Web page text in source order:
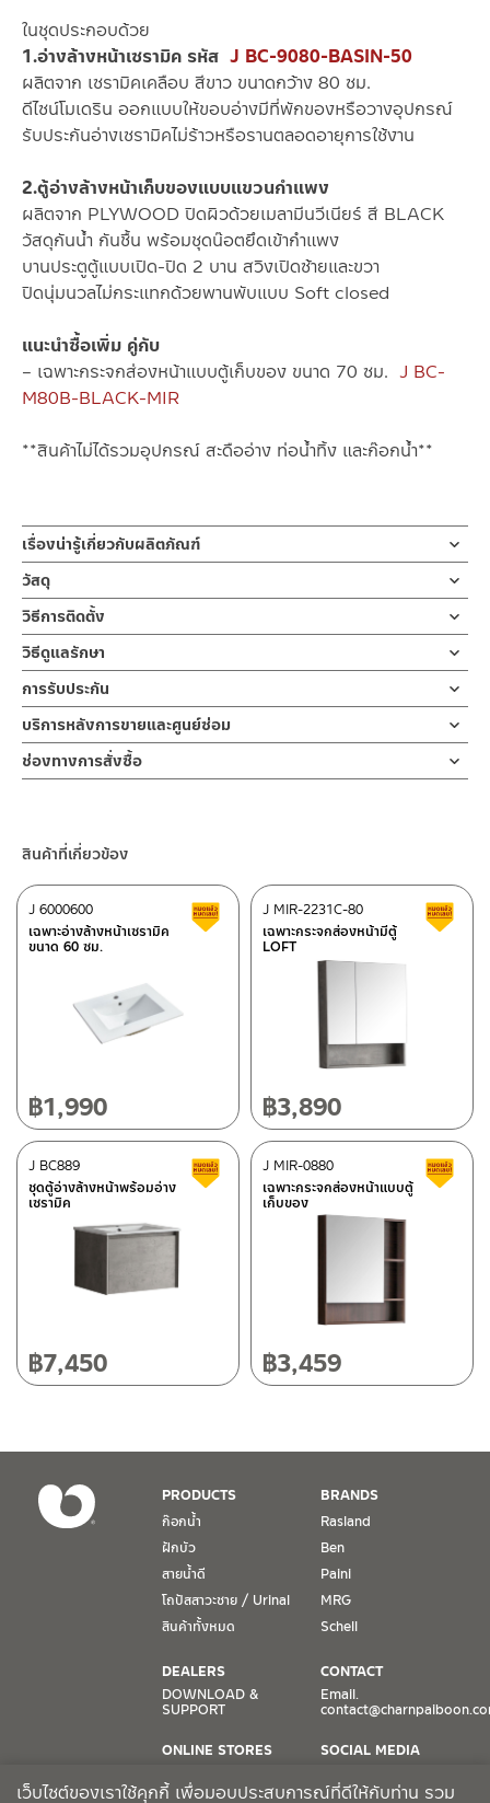
ในชุดประกอบด้วย
1.อ่างล้างหน้าเซรามิค รหัส J BC-9080-BASIN-50
ผลิตจาก เซรามิคเคลือบ สีขาว ขนาดกว้าง 80 ซม.
ดีไซน์โมเดริน ออกแบบให้ขอบอ่างมีที่พักของหรือวางอุปกรณ์
รับประกันอ่างเซรามิคไม่ร้าวหรือรานตลอดอายุการใช้งาน
2.ตู้อ่างล้างหน้าเก็บของแบบแขวนกำแพง
ผลิตจาก PLYWOOD ปิดผิวด้วยเมลามีนวีเนียร์ สี BLACK
วัสดุกันน้ำ กันชื้น พร้อมชุดน๊อตยึดเข้ากำแพง
บานประตูตู้แบบเปิด-ปิด 2 บาน สวิงเปิดซ้ายและขวา
ปิดนุ่มนวลไม่กระแทกด้วยพานพับแบบ Soft closed
แนะนำซื้อเพิ่ม คู่กับ
– เฉพาะกระจกส่องหน้าแบบตู้เก็บของ ขนาด 70 ซม. J BC-
M80B-BLACK-MIR
**สินค้าไม่ได้รวมอุปกรณ์ สะดืออ่าง ท่อน้ำทิ้ง และก๊อกน้ำ**
เรื่องน่ารู้เกี่ยวกับผลิตภัณฑ์
ชุดอ่างล้างหน้าเซรามิคพร้อมตู้เก็บของ ขนาด 80 ซม. J BC-9080-
BK-80-SET
อ่างล้างหน้าเซรามิค ขนาดกว้าง 80 ซม. ลึก 47 ซม. แบบมีรูก๊อกน้ำและ
มีรูน้ำล้น ออกแบบให้ขอบอ่างมีที่พักของได้เล็กน้อย
ทั้งด้านขอบ 3 ด้าน ขอบอ่างติดกับกำแพงออกแบบให้มีความสูงขึ้นมา
เพื่อไม่ให้น้ำไหลลงซอกที่ติดกับกำแพงผลิตจากเซรามิคเคลือบ
ผ่านการเผาด้วยอุณหภูมิ 200 องศาเซลเซียส ทำให้ไม่เหลือความชื้น จึง
รับประกัน ไม่ร้าวหรือรานตลอดอายุการใช้งาน
ปิดนุ่มนวลไม่กระแทกให้เกิดเสียงดังด้วยบานพับแบบ Soft closed
สูง
หรือ กว้างได้ภายในทำให้ห้องน้ำดูเรียบร้อย สวยงามวัสดุผลิตจาก
PLYWOOD ปิดผิวด้วย เมลามีนวีเนีย สี BLACK สามารถกันน้ำ หรือ
โดยมาพร้อมชุดน๊อตยึดเข้ากำแพง
วัสดุ
อ่างล้างหน้าเซรามิค
ผลิตจาก เซรามิคเคลือบ
ตู้ล้างหน้าเก็บของ
ผลิตจาก PLYWOOD ปิดผิวด้วยเมลามีนวีเนียร์
วิธีการติดตั้ง
คลิ๊กเพื่อดูคู่มือการติดตั้ง
ข้อควรระวังในการติดตั้งความเสี่ยงซึ่งอาจทำให้ได้รับบาดเจ็บหรือ
ผลิตภัณฑ์ชำรุด
3.1 ความเสี่ยงซึ่งอาจได้รับบาดเจ็บกับอ่างล้างหน้า ซึ่งมีน้ำหนักมาก
ห้ามยกหรือติดตั้งโดยไม่มีผู้ช่วยติดตั้ง
3.2 พื้นผนังต้องตั้งฉากและได้ระดับ ผนังควรมีความแข็งแรง สามารถ
3.4 วัดความสูงจากพื้นที่จะติดตั้งตู้ วัดจากพพื้น 85-90 ซม. ที่แนะนำ
Installation preparation
3.1 Be careful when moving the heavy objects. Please ask
3.2 The wall must be flat and built in vertically balance. The
wall must be strong and thick enough to hold the cabinet
and ceramic basic.
3.3 The standard height of the drain hole should be around
3.4 The standard height of the basin should be around 89-90
cms. from the ground.
ก่อนการติดตั้ง
กรุณา อ่านคู่มือและคำเตือนต่างๆในคู่มือด้านบน หากพบความแปลก
ปลอม หรือ สินค้าชำรุด เสียหาย อย่าเพิ่งติดตั้ง กรุณาติกต่อร้านค้าที่ซื้อ
Prior to installation
It is important that product is unpacked and inspected for
correct. If any of the above is apparent, do not proceed
with this installation, and immediately contact the store of
วิธีดูแลรักษา
ข้อห้ามในการใช้งาน
1.1 ห้ามโยนของแข็งลงบนอ่างล้างหน้า
1.2 ห้ามใช้ฝอยเหล็ก แปรงลวดหรือแผ่นฟองน้ำขัดถูแบบหยาบอาจ
ทำให้ผิวเคลือบเสียได้
1.2 DO not scrub by using hard or rough objects on the
ceramic or cabinet.
ข้อแนะนำในการดูแลรักษา
2.1 ระวังอย่าทิ้งคราบไว้สกปรกไว้บนพื้นผิวสุขภัณฑ์เป็นเวลานาน
2.2 เทคนิคการทำความสะอาดที่ดีคือล้างน้ำ ทำความความสะอาดและเช็ค
ผิวสุขภัณฑ์ให้แห้งหลังใช้งาน
2.3 เพื่อยืดอายุการใช้งานที่ยาวนาน ควรติดตั้งในโซนที่แห้งหรือไม่ควร
โดนน้ำมากเกินไป
2.1 Do not leave stain on the cabinet or ceramic basin for
long time.
2.2 Please use normal water to clean the basin and the
cabinet and wipe to dry after each use.
2.3 To maintain the cabinet in a good condition, do not put
the cabinet soak with water. Do put in a dry place.
การรับประกัน
รับประกันอ่างเซรามิค ไม่ร้าวราน ตลอดอายุการใช้งาน
บริการหลังการขายและศูนย์ซ่อม
ช่องทางออนไลน์
– Email: contact@charnpaiboon.com
ศูนย์บริการและอะไหล่ กรุงเทพฯ
662/61-62 ถนน พระราม3 แขวงบางโพงพาง เขตยานนาวา กรุงเทพฯ
โทร: 02-358-0080 / 080-075-8668 / 091-545-0556
ศูนย์บริการและอะไหล่ เชียงใหม่
118/33 โครงการอรสิริน ม.8 ต.สันปูเลย อ.ดอยสะเก็ด เชียงใหม่
วันจันทร์ – วันศุกร์ เวลา 8:30-17:30 น.
วันเสาร์ เวลา 8:30-15:00 น.
1. การรับประกัน จะต้องมีหลักฐานการซื้อ หรือ ใบเสร็จ โดยทางบริษัทฯ
ขอตรวจสอบโดยนับวันซื้อขายเป็นสำคัญ ทางบริษัทฯ ไม่สามารถให้
เงื่อนไขการรับประกันสินค้าได้ หากไม่มีเอกสารดังกล่าว
2. การรับประกันสินค้า จะรับประกันฉพาะสินค้าที่อยู่ในสภาพการใช้งาน
ปกติ หากมีตำหนิ ชำรุด ร้าว ตกพื้น หรือสภาพภายนอกอยู่ในสภาพที่ใช้
3. การรับประกันสินค้า จะรับประกันเฉพาะชิ้นส่วนที่แจ้ง เช่น ก๊อกน้ำ จะ
รับประกันเฉพาะวาล์วก๊อกน้ำไม่รั่วซึม ดังนั้นการรับประกันจะเป็นการ
เปลี่ยนเฉพาะชิ้นส่วนที่รับประกันนั้นๆ
4. ในกรณีที่ทางบริษัทฯ ต้องชดเชยสินค้าชิ้นใหม่ให้ลูกค้า ทางบริษัทฯ จะ
ช่องทางการสั่งซื้อ
– Shopee
–Lazada
ติดต่อพนักงานขาย / Contact Sales Staff
โทร: 02-285-5795
ติดต่อ ชาญไพบูลย์ / Contact Us คลิกที่นี่
สินค้าที่เกี่ยวข้อง
เฉพาะอ่างล้างหน้าเซรามิค
ขนาด 60 ซม.
J 6000600 สินค้าลดราคา เคลียร์สต็อก
฿1,990
เฉพาะกระจกส่องหน้ามีตู้
LOFT
J MIR-2231C-80
฿3,890
ชุดตู้อ่างล้างหน้าพร้อมอ่าง
เซรามิค
J BC889 สินค้าลดราคา เคลียร์สต็อก
฿7,450
เฉพาะกระจกส่องหน้าแบบตู้
เก็บของ
J MIR-0880
฿3,459
PRODUCTS
ก๊อกน้ำ
ฝักบัว
สายน้ำดี
โถปัสสาวะชาย / Urinal
สินค้าทั้งหมด
BRANDS
Rasland
Ben
Paini
MRG
Schell
DEALERS
DOWNLOAD &
SUPPORT
ONLINE STORES
CONTACT
Email.
SOCIAL MEDIA
เว็บไซต์ของเราใช้คุกกี้ เพื่อมอบประสบการณ์ที่ดีให้กับท่าน รวม